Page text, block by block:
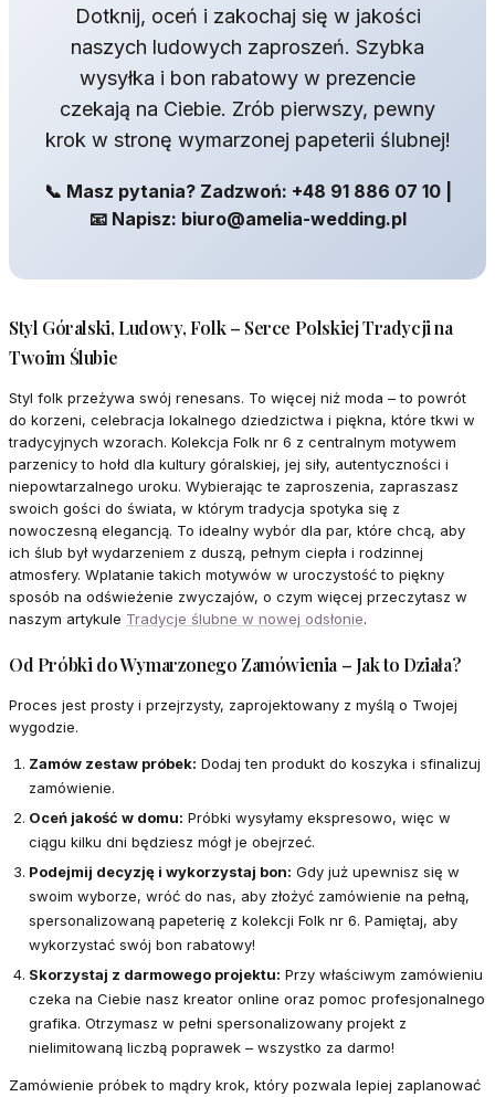
Dotknij, oceń i zakochaj się w jakości
naszych ludowych zaproszeń. Szybka
wysyłka i bon rabatowy w prezencie
czekają na Ciebie. Zrób pierwszy, pewny
krok w stronę wymarzonej papeterii ślubnej!
📞 Masz pytania? Zadzwoń: +48 91 886 07 10 |
📧 Napisz: biuro@amelia-wedding.pl
Styl Góralski, Ludowy, Folk – Serce Polskiej Tradycji na
Twoim Ślubie
Styl folk przeżywa swój renesans. To więcej niż moda – to powrót
do korzeni, celebracja lokalnego dziedzictwa i piękna, które tkwi w
tradycyjnych wzorach. Kolekcja Folk nr 6 z centralnym motywem
parzenicy to hołd dla kultury góralskiej, jej siły, autentyczności i
niepowtarzalnego uroku. Wybierając te zaproszenia, zapraszasz
swoich gości do świata, w którym tradycja spotyka się z
nowoczesną elegancją. To idealny wybór dla par, które chcą, aby
ich ślub był wydarzeniem z duszą, pełnym ciepła i rodzinnej
atmosfery. Wplatanie takich motywów w uroczystość to piękny
sposób na odświeżenie zwyczajów, o czym więcej przeczytasz w
naszym artykule Tradycje ślubne w nowej odsłonie.
Od Próbki do Wymarzonego Zamówienia – Jak to Działa?
Proces jest prosty i przejrzysty, zaprojektowany z myślą o Twojej
wygodzie.
Zamów zestaw próbek: Dodaj ten produkt do koszyka i sfinalizuj
zamówienie.
Oceń jakość w domu: Próbki wysyłamy ekspresowo, więc w
ciągu kilku dni będziesz mógł je obejrzeć.
Podejmij decyzję i wykorzystaj bon: Gdy już upewnisz się w
swoim wyborze, wróć do nas, aby złożyć zamówienie na pełną,
spersonalizowaną papeterię z kolekcji Folk nr 6. Pamiętaj, aby
wykorzystać swój bon rabatowy!
Skorzystaj z darmowego projektu: Przy właściwym zamówieniu
czeka na Ciebie nasz kreator online oraz pomoc profesjonalnego
grafika. Otrzymasz w pełni spersonalizowany projekt z
nielimitowaną liczbą poprawek – wszystko za darmo!
Zamówienie próbek to mądry krok, który pozwala lepiej zaplanować